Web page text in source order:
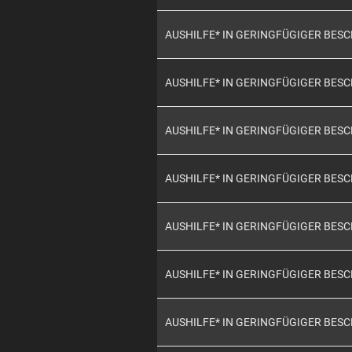
AUSHILFE* IN GERINGFÜGIGER
AUSHILFE* IN GERINGFÜGIGER
AUSHILFE* IN GERINGFÜGIGER
AUSHILFE* IN GERINGFÜGIGER
AUSHILFE* IN GERINGFÜGIGER
AUSHILFE* IN GERINGFÜGIGER
AUSHILFE* IN GERINGFÜGIGER